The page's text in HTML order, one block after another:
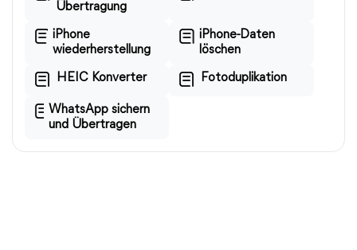
Übertragung
iPhone
wiederherstellung
iPhone-Daten
löschen
HEIC Konverter Fotoduplikation
WhatsApp sichern
und Übertragen